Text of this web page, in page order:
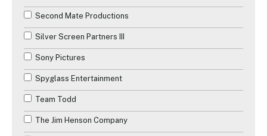
Second Mate Productions
Silver Screen Partners III
Sony Pictures
Spyglass Entertainment
Team Todd
The Jim Henson Company